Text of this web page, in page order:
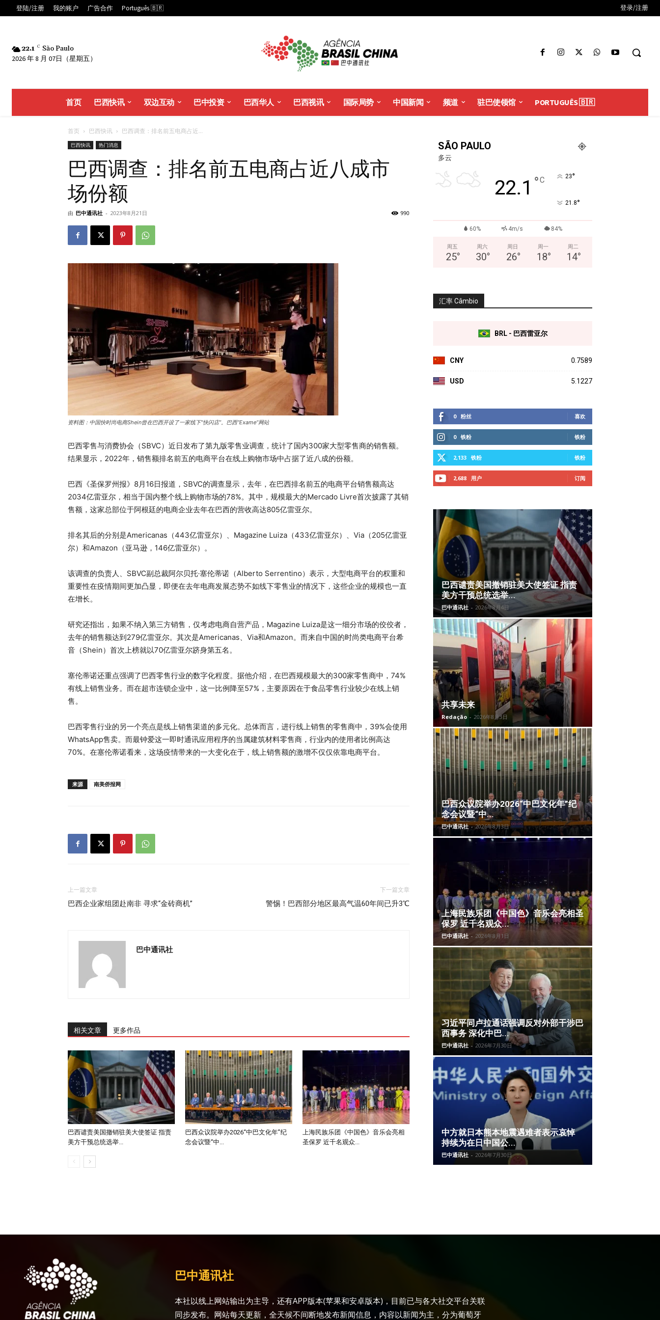
登陆/注册 我的账户 广告合作 Português 🇧🇷 登录/注册
22.1 C São Paulo
2026 年 8 月 07日（星期五）
首页 巴西快讯 双边互动 巴中投资 巴西华人 巴西视讯 国际局势 中国新闻 频道 驻巴使领馆 PORTUGUÊS 🇧🇷
首页 巴西快讯 巴西调查：排名前五电商占近...
巴西快讯 热门消息
巴西调查：排名前五电商占近八成市
场份额
由 巴中通讯社 - 2023年8月21日 990
资料图：中国快时尚电商Shein曾在巴西开设了一家线下“快闪店”。巴西“Exame”网站
巴西零售与消费协会（SBVC）近日发布了第九版零售业调查，统计了国内300家大型零售商的销售额。
结果显示，2022年，销售额排名前五的电商平台在线上购物市场中占据了近八成的份额。
巴西《圣保罗州报》8月16日报道，SBVC的调查显示，去年，在巴西排名前五的电商平台销售额高达
2034亿雷亚尔，相当于国内整个线上购物市场的78%。其中，规模最大的Mercado Livre首次披露了其销
售额，这家总部位于阿根廷的电商企业去年在巴西的营收高达805亿雷亚尔。
排名其后的分别是Americanas（443亿雷亚尔）、Magazine Luiza（433亿雷亚尔）、Via（205亿雷亚
尔）和Amazon（亚马逊，146亿雷亚尔）。
该调查的负责人、SBVC副总裁阿尔贝托·塞伦蒂诺（Alberto Serrentino）表示，大型电商平台的权重和
重要性在疫情期间更加凸显，即便在去年电商发展态势不如线下零售业的情况下，这些企业的规模也一直
在增长。
研究还指出，如果不纳入第三方销售，仅考虑电商自营产品，Magazine Luiza是这一细分市场的佼佼者，
去年的销售额达到279亿雷亚尔。其次是Americanas、Via和Amazon。而来自中国的时尚类电商平台希
音（Shein）首次上榜就以70亿雷亚尔跻身第五名。
塞伦蒂诺还重点强调了巴西零售行业的数字化程度。据他介绍，在巴西规模最大的300家零售商中，74%
有线上销售业务。而在超市连锁企业中，这一比例降至57%，主要原因在于食品零售行业较少在线上销
售。
巴西零售行业的另一个亮点是线上销售渠道的多元化。总体而言，进行线上销售的零售商中，39%会使用
WhatsApp售卖。而最钟爱这一即时通讯应用程序的当属建筑材料零售商，行业内的使用者比例高达
70%。在塞伦蒂诺看来，这场疫情带来的一大变化在于，线上销售额的激增不仅仅依靠电商平台。
来源 南美侨报网
上一篇文章
巴西企业家组团赴南非 寻求“金砖商机”
下一篇文章
警惕！巴西部分地区最高气温60年间已升3℃
巴中通讯社
相关文章 更多作品
巴西谴责美国撤销驻美大使签证 指责
美方干预总统选举...
巴西众议院举办2026“中巴文化年”纪
念会议暨“中...
上海民族乐团《中国色》音乐会亮相
圣保罗 近千名观众...
SÃO PAULO
多云
22.1 °C 23°
21.8°
60% 4m/s 84%
周五
25°
周六
30°
周日
26°
周一
18°
周二
14°
汇率 Câmbio
BRL - 巴西雷亚尔
CNY 0.7589
USD 5.1227
0 粉丝 喜欢
0 铁粉 铁粉
2,133 铁粉 铁粉
2,688 用户 订阅
巴西谴责美国撤销驻美大使签证 指责
美方干预总统选举...
巴中通讯社 - 2026年8月4日
共享未来
Redação - 2026年8月3日
巴西众议院举办2026“中巴文化年”纪
念会议暨“中...
巴中通讯社 - 2026年8月3日
上海民族乐团《中国色》音乐会亮相圣
保罗 近千名观众...
巴中通讯社 - 2026年8月1日
习近平同卢拉通话强调反对外部干涉巴
西事务 深化中巴...
巴中通讯社 - 2026年7月30日
中方就日本熊本地震遇难者表示哀悼
持续为在日中国公...
巴中通讯社 - 2026年7月30日
巴中通讯社
本社以线上网站输出为主导，还有APP版本(苹果和安卓版本)，目前已与各大社交平台关联
同步发布。网站每天更新，全天候不间断地发布新闻信息，内容以新闻为主，分为葡萄牙